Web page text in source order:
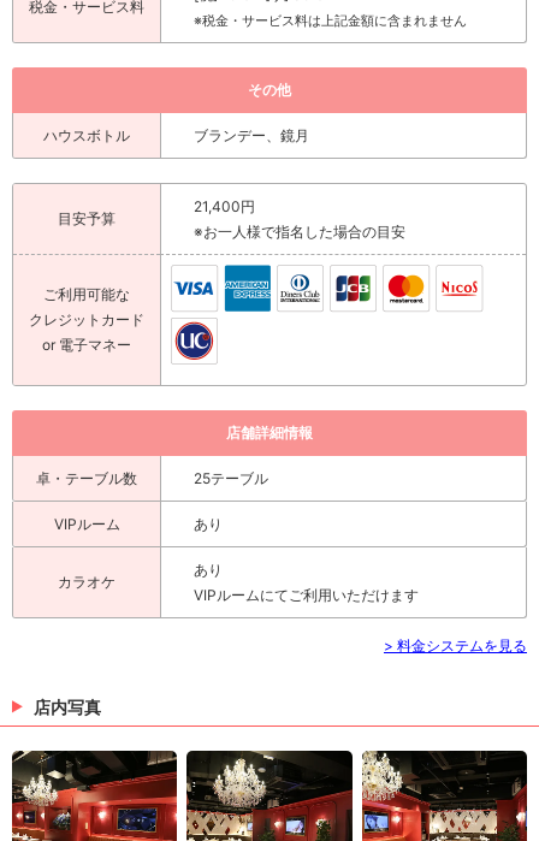
税金・サービス料
※税金・サービス料は上記金額に含まれません
その他
ハウスボトル ブランデー、鏡月
目安予算
21,400円
※お一人様で指名した場合の目安
ご利用可能な
クレジットカード
or 電子マネー
店舗詳細情報
卓・テーブル数 25テーブル
VIPルーム あり
カラオケ
あり
VIPルームにてご利用いただけます
> 料金システムを見る
店内写真